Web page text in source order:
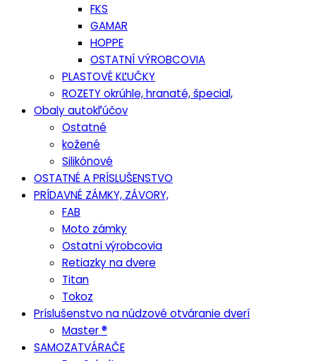
FKS
GAMAR
HOPPE
OSTATNÍ VÝROBCOVIA
PLASTOVÉ KĽUČKY
ROZETY okrúhle, hranaté, špecial,
Obaly autokľúčov
Ostatné
kožené
Silikónové
OSTATNÉ A PRÍSLUŠENSTVO
PRÍDAVNÉ ZÁMKY, ZÁVORY,
FAB
Moto zámky
Ostatní výrobcovia
Retiazky na dvere
Titan
Tokoz
Príslušenstvo na núdzové otváranie dverí
Master ®
SAMOZATVÁRAČE